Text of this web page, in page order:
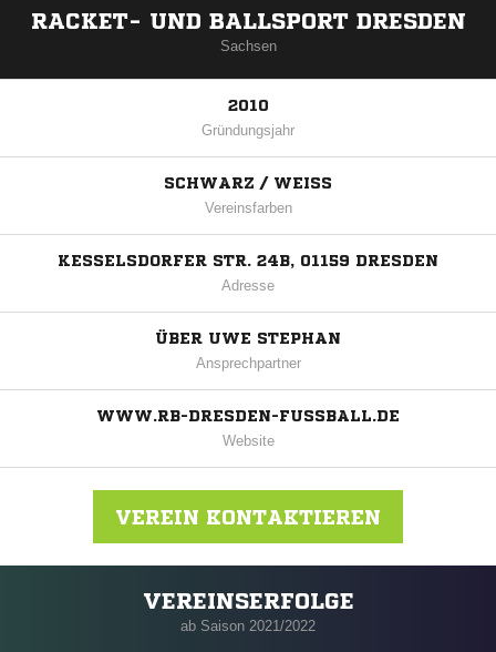
RACKET- UND BALLSPORT DRESDEN
Sachsen
2010
Gründungsjahr
SCHWARZ / WEISS
Vereinsfarben
KESSELSDORFER STR. 24B, 01159 DRESDEN
Adresse
ÜBER UWE STEPHAN
Ansprechpartner
WWW.RB-DRESDEN-FUSSBALL.DE
Website
VEREIN KONTAKTIEREN
Nachricht an Racket- und Ballsport Dresden
VEREINSERFOLGE
ab Saison 2021/2022